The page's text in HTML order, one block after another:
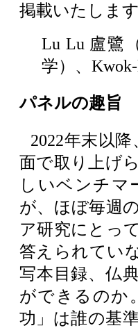
掲載いたします
Lu Lu 盧鷺
学）、
パネルの趣旨
2022年末以
面で取り上げ
しいベンチマ
が、ほぼ毎週
ア研究にとっ
答えられてい
写本目録、仏
ができるのか
功」は誰の基